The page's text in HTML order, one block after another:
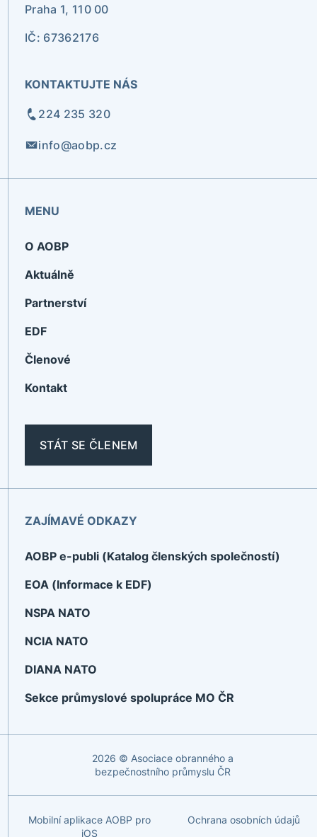
Praha 1, 110 00
IČ: 67362176
KONTAKTUJTE NÁS
224 235 320
info@aobp.cz
MENU
O AOBP
Aktuálně
Partnerství
EDF
Členové
Kontakt
STÁT SE ČLENEM
ZAJÍMAVÉ ODKAZY
AOBP e-publi (Katalog členských společností)
EOA (Informace k EDF)
NSPA NATO
NCIA NATO
DIANA NATO
Sekce průmyslové spolupráce MO ČR
2026 © Asociace obranného a
bezpečnostního průmyslu ČR
Mobilní aplikace AOBP pro
iOS
Ochrana osobních údajů